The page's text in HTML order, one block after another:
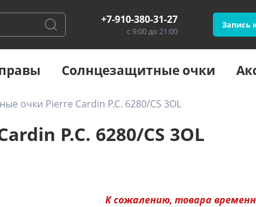
+7-910-380-31-27
с 9:00 до 21:00
Запись
Солнцезащитные очки
очки Pierre Cardin P.C. 6280/CS 3OL
P.C. 6280/CS 3OL
К сожалению, товара